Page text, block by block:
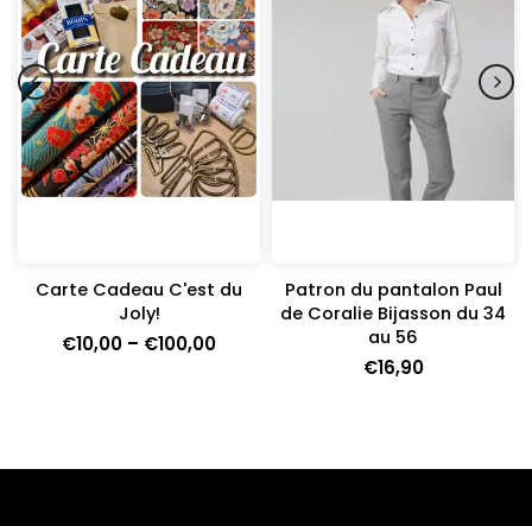
Carte Cadeau C'est du
Joly!
€10,00 – €100,00
Patron du pantalon Paul
de Coralie Bijasson du 34
au 56
€16,90